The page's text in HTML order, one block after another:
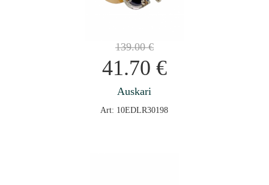
139.00€
41.70 €
Auskari
Art: 10EDLR30198